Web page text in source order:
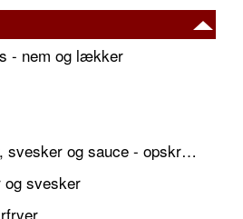
- nem og lækker
Andesteg med æbler, svesker og sauce - opskrift også til jul
svesker